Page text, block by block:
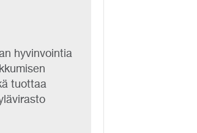
hyvinvointia
tuottaa